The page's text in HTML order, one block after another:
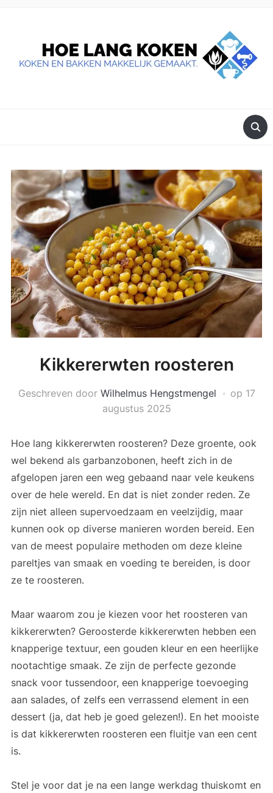
Kikkererwten roosteren
Geschreven door Wilhelmus Hengstmengel op 17
augustus 2025
Hoe lang kikkererwten roosteren? Deze groente, ook
wel bekend als garbanzobonen, heeft zich in de
afgelopen jaren een weg gebaand naar vele keukens
over de hele wereld. En dat is niet zonder reden. Ze
zijn niet alleen supervoedzaam en veelzijdig, maar
kunnen ook op diverse manieren worden bereid. Een
van de meest populaire methoden om deze kleine
pareltjes van smaak en voeding te bereiden, is door
ze te roosteren.
Maar waarom zou je kiezen voor het roosteren van
kikkererwten? Geroosterde kikkererwten hebben een
knapperige textuur, een gouden kleur en een heerlijke
nootachtige smaak. Ze zijn de perfecte gezonde
snack voor tussendoor, een knapperige toevoeging
aan salades, of zelfs een verrassend element in een
dessert (ja, dat heb je goed gelezen!). En het mooiste
is dat kikkererwten roosteren een fluitje van een cent
is.
Stel je voor dat je na een lange werkdag thuiskomt en